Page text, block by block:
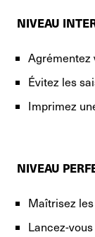
NIVEAU
Agrémentez
Évitez les
Imprimez
NIVEAU
Maîtrisez
Lancez-